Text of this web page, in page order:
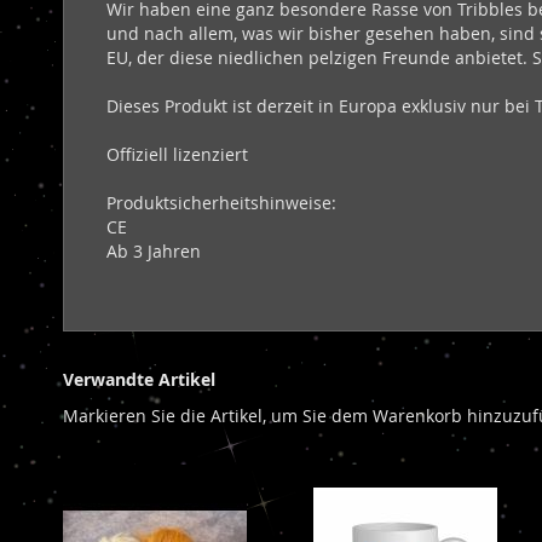
Wir haben eine ganz besondere Rasse von
und nach allem, was wir bisher gesehen haben,
EU, der diese niedlichen pelzigen Freunde
Dieses Produkt ist derzeit in Europa exklusiv nur bei
Offiziell lizenziert
Produktsicherheitshinweise:
CE
Ab 3 Jahren
Verwandte Artikel
Markieren Sie die Artikel, um Sie dem Warenkorb